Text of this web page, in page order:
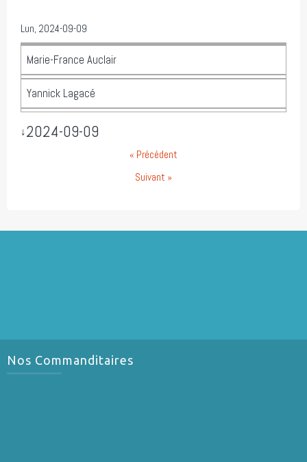
Lun, 2024-09-09
Marie-France Auclair
Yannick Lagacé
↓2024-09-09
« Précédent
Suivant »
Nos Commanditaires